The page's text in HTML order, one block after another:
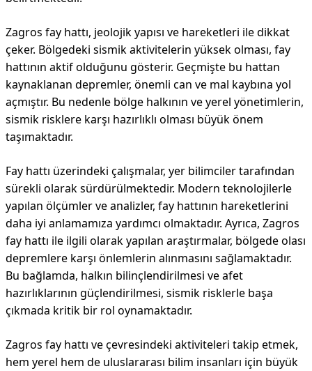
Zagros fay hattı, jeolojik yapısı ve hareketleri ile dikkat
çeker. Bölgedeki sismik aktivitelerin yüksek olması, fay
hattının aktif olduğunu gösterir. Geçmişte bu hattan
kaynaklanan depremler, önemli can ve mal kaybına yol
açmıştır. Bu nedenle bölge halkının ve yerel yönetimlerin,
sismik risklere karşı hazırlıklı olması büyük önem
taşımaktadır.
Fay hattı üzerindeki çalışmalar, yer bilimciler tarafından
sürekli olarak sürdürülmektedir. Modern teknolojilerle
yapılan ölçümler ve analizler, fay hattının hareketlerini
daha iyi anlamamıza yardımcı olmaktadır. Ayrıca, Zagros
fay hattı ile ilgili olarak yapılan araştırmalar, bölgede olası
depremlere karşı önlemlerin alınmasını sağlamaktadır.
Bu bağlamda, halkın bilinçlendirilmesi ve afet
hazırlıklarının güçlendirilmesi, sismik risklerle başa
çıkmada kritik bir rol oynamaktadır.
Zagros fay hattı ve çevresindeki aktiviteleri takip etmek,
hem yerel hem de uluslararası bilim insanları için büyük